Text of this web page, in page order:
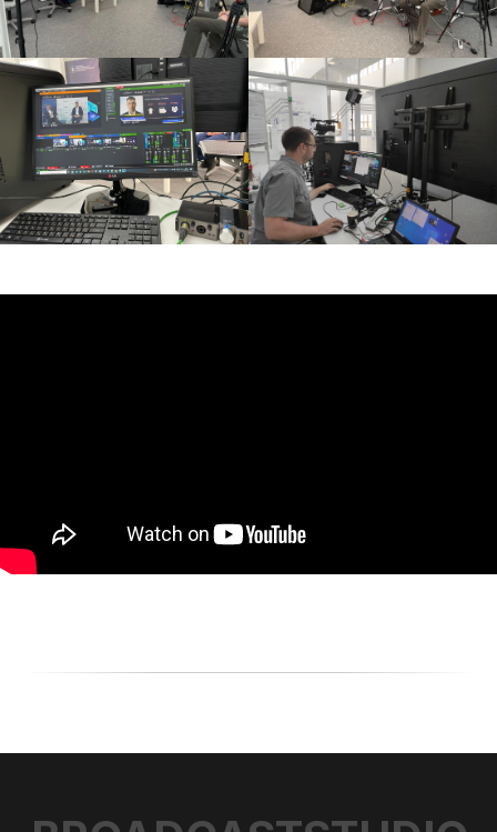
УСЛУГИ
ВИДЕОПРОДАКШН
СЪЕМКА ТАЙМЛАПС
BROADCASTSTUDIO
+7